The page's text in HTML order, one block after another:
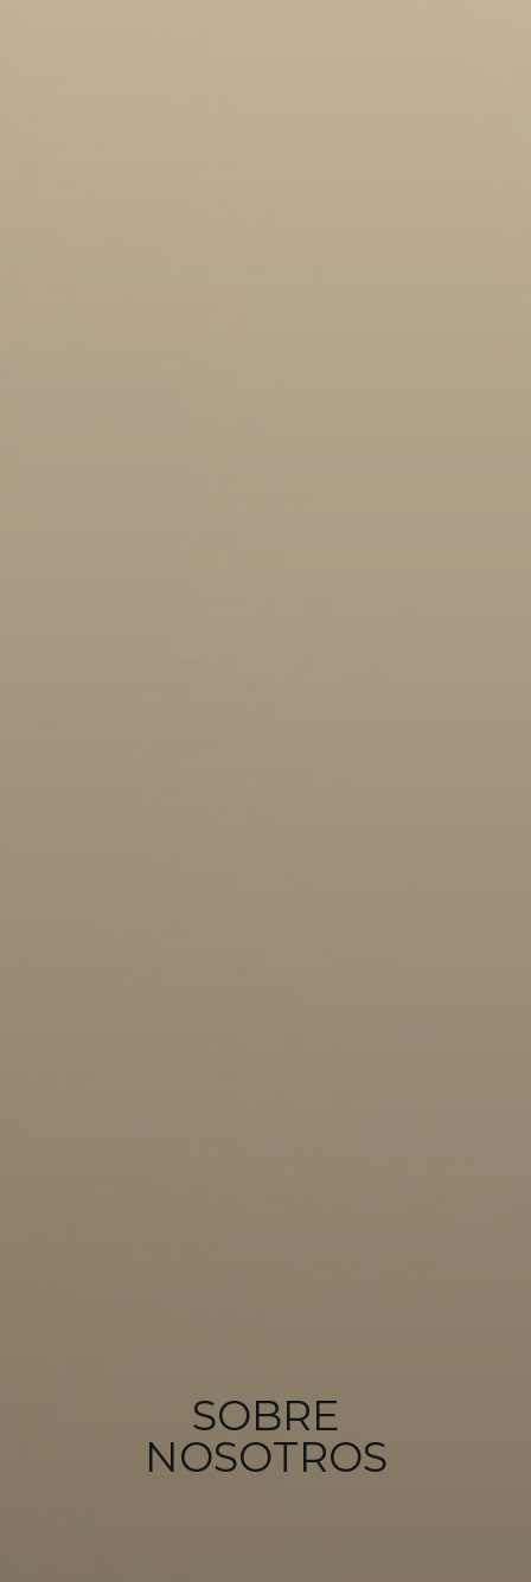
SOBRE
NOSOTROS